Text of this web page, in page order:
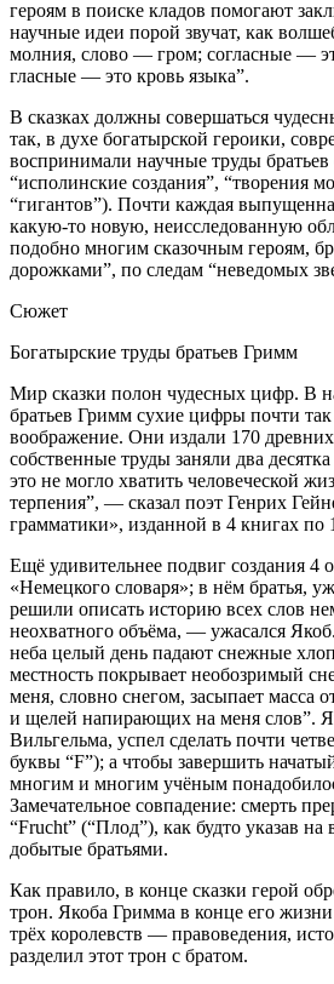
героям в поиске кладов помогают
научные идеи порой звучат, как
молния, слово — гром; согласные —
гласные — это кровь языка”.
В сказках должны совершаться
так, в духе богатырской героики,
воспринимали научные труды братьев
“исполинские создания”, “творения
“гигантов”). Почти каждая
какую-то новую, неисследованную
подобно многим сказочным героям,
дорожками”, по следам “неведомых
Сюжет
Богатырские труды братьев Гримм
Мир сказки полон чудесных цифр. В
братьев Гримм сухие цифры почти
воображение. Они издали 170
собственные труды заняли два
это не могло хватить человеческой
терпения”, — сказал поэт Генрих
грамматики», изданной в 4 книгах по
Ещё удивительнее подвиг создания 4
«Немецкого словаря»; в нём братья,
решили описать историю всех слов
неохватного объёма, — ужасался
неба целый день падают снежные
местность покрывает необозримый
меня, словно снегом, засыпает масса
и щелей напирающих на меня слов”.
Вильгельма, успел сделать почти
буквы “F”); а чтобы завершить
многим и многим учёным
Замечательное совпадение: смерть
“Frucht” (“Плод”), как будто указав
добытые братьями.
Как правило, в конце сказки герой
трон. Якоба Гримма в конце его
трёх королевств — правоведения,
разделил этот трон с братом.